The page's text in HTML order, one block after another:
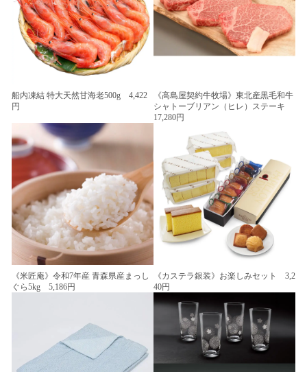
船内凍結 特大天然甘海老500g 4,422
円
《高島屋契約牛牧場》東北産黒毛和牛
シャトーブリアン（ヒレ）ステーキ
17,280円
《米匠庵》令和7年産 青森県産まっし
ぐら5kg 5,186円
《カステラ銀装》お楽しみセット 3,2
40円